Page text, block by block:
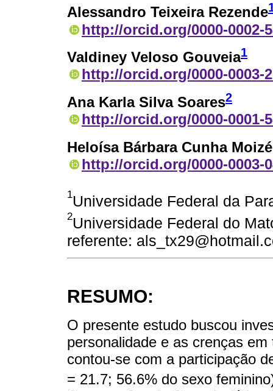
Alessandro Teixeira Rezende
http://orcid.org/0000-0002-
Valdiney Veloso Gouveia1
http://orcid.org/0000-0003-
Ana Karla Silva Soares2
http://orcid.org/0000-0001-
Heloísa Bárbara Cunha
http://orcid.org/0000-0003-
1Universidade Federal da
2Universidade Federal do
referente:
RESUMO:
O presente estudo buscou
personalidade e as crenças
contou-se com a participação
= 21.7; 56.6% do sexo